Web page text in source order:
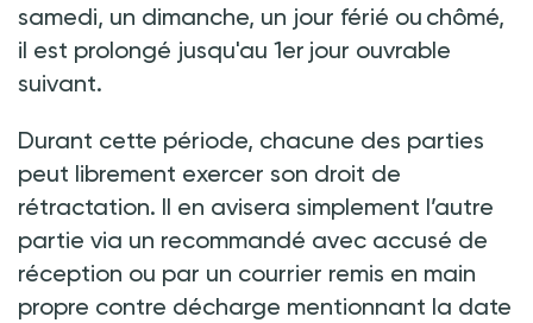
samedi, un dimanche, un jour férié ou chômé,
il est prolongé jusqu'au 1er jour ouvrable
suivant.
Durant cette période, chacune des parties
peut librement exercer son droit de
rétractation. Il en avisera simplement l’autre
partie via un recommandé avec accusé de
réception ou par un courrier remis en main
propre contre décharge mentionnant la date